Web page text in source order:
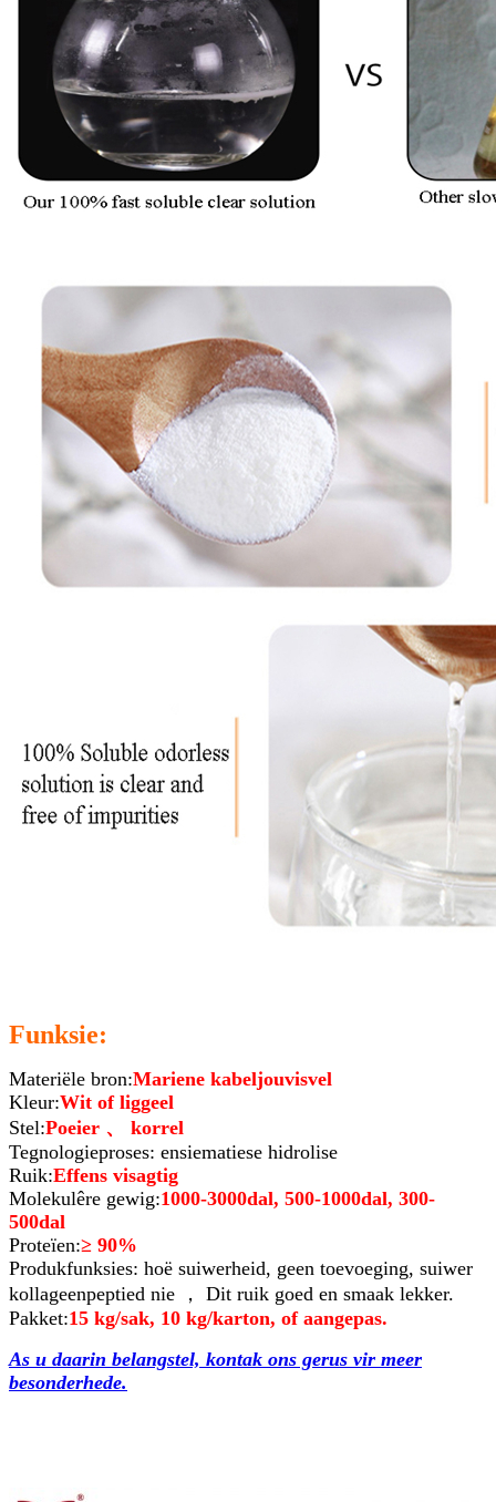
Funksie:
Materiële bron:Mariene kabeljouvisvel
Kleur:Wit of liggeel
Stel:Poeier 、 korrel
Tegnologieproses: ensiematiese hidrolise
Ruik:Effens visagtig
Molekulêre gewig:1000-3000dal, 500-1000dal, 300-
500dal
Proteïen:≥ 90%
Produkfunksies: hoë suiwerheid, geen toevoeging, suiwer
kollageenpeptied nie ， Dit ruik goed en smaak lekker.
Pakket:15 kg/sak, 10 kg/karton, of aangepas.
As u daarin belangstel, kontak ons ​​gerus vir meer
besonderhede.